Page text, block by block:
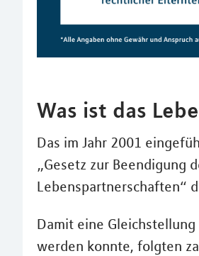
Was ist das
Das im Jahr 2001
„Gesetz zur Beendigung
Lebenspartnerschaften“
Damit eine
werden konnte, folgten